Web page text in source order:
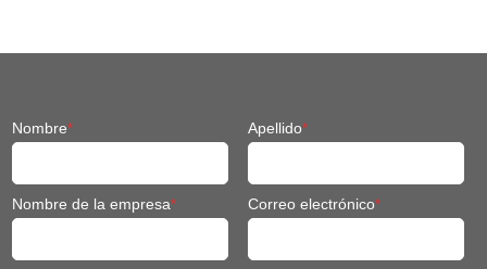
Nombre* Apellido*
Nombre de la empresa* Correo electrónico*